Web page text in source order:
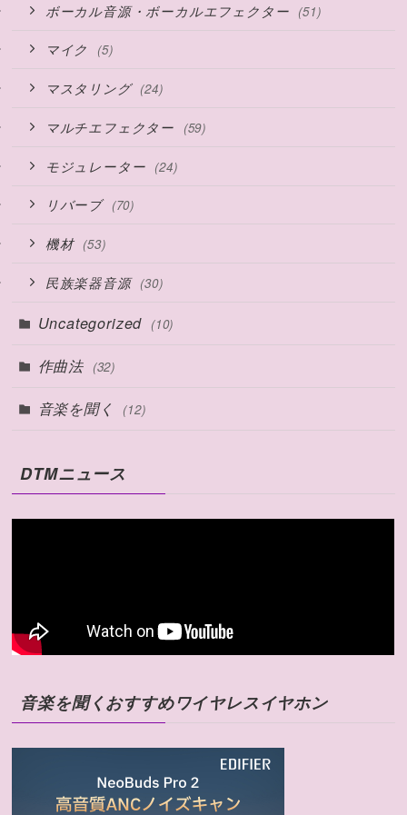
ボーカル音源・ボーカルエフェクター (51)
マイク (5)
マスタリング (24)
マルチエフェクター (59)
モジュレーター (24)
リバーブ (70)
機材 (53)
民族楽器音源 (30)
Uncategorized (10)
作曲法 (32)
音楽を聞く (12)
DTMニュース
音楽を聞くおすすめワイヤレスイヤホン